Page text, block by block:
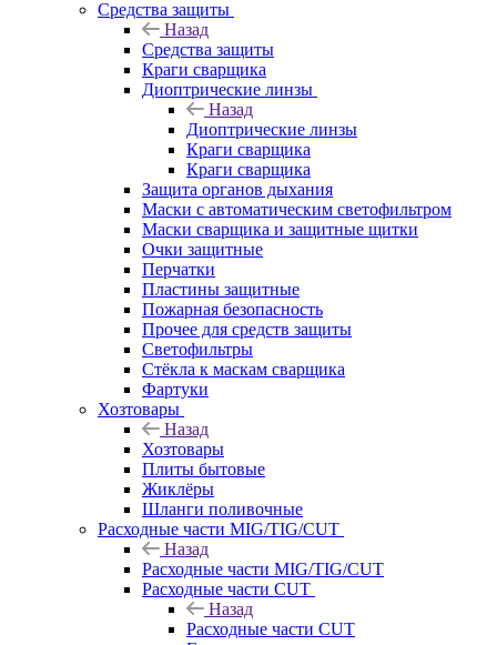
Средства защиты
Назад
Средства защиты
Краги сварщика
Диоптрические линзы
Назад
Диоптрические линзы
Краги сварщика
Краги сварщика
Защита органов дыхания
Маски с автоматическим светофильтром
Маски сварщика и защитные щитки
Очки защитные
Перчатки
Пластины защитные
Пожарная безопасность
Прочее для средств защиты
Светофильтры
Стёкла к маскам сварщика
Фартуки
Хозтовары
Назад
Хозтовары
Плиты бытовые
Жиклёры
Шланги поливочные
Расходные части MIG/TIG/CUT
Назад
Расходные части MIG/TIG/CUT
Расходные части CUT
Назад
Расходные части CUT